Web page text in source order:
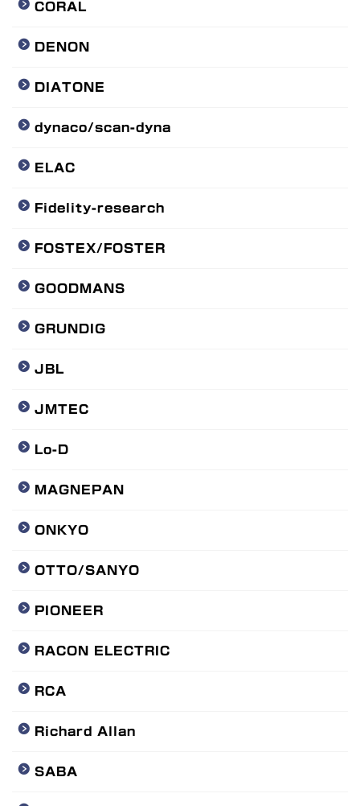
CORAL
DENON
DIATONE
dynaco/scan-dyna
ELAC
Fidelity-research
FOSTEX/FOSTER
GOODMANS
GRUNDIG
JBL
JMTEC
Lo-D
MAGNEPAN
ONKYO
OTTO/SANYO
PIONEER
RACON ELECTRIC
RCA
Richard Allan
SABA